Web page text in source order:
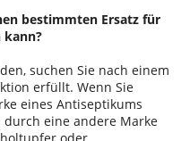
bestimmten Ersatz für
kann?
suchen Sie nach einem
erfüllt. Wenn Sie
eines Antiseptikums
durch eine andere Marke
oder